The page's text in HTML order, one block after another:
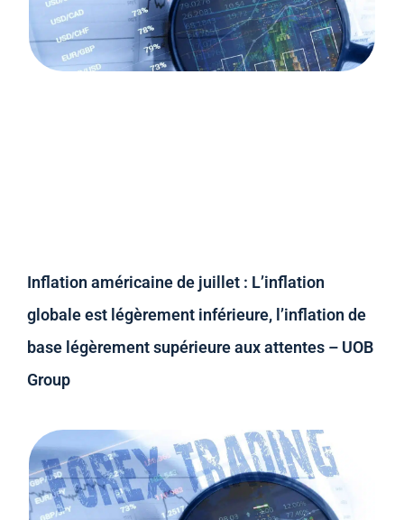
Inflation américaine de juillet : L’inflation
globale est légèrement inférieure, l’inflation de
base légèrement supérieure aux attentes – UOB
Group